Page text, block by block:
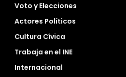
Voto y Elecciones
Actores Políticos
Cultura Cívica
Trabaja en el INE
Internacional